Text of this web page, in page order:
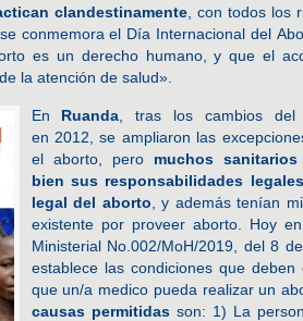
clandestinamente, con todos los
conmemora el Día Internacional del
es un derecho humano, y que el
la atención de salud».
En Ruanda, tras los cambios del
en 2012, se ampliaron las
el aborto, pero muchos
bien sus responsabilidades
legal del aborto , y además tenían
existente por proveer aborto. Hoy
Ministerial No.002/MoH/2019, del 8
establece las condiciones que deben
que un/a medico pueda realizar un
causas permitidasson: 1) La